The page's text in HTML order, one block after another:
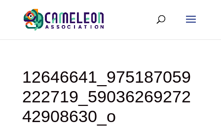
12646641_975187059
222719_59036269272
42908630_o